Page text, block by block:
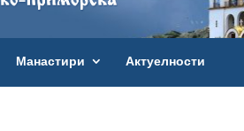
Манастири Актуелности